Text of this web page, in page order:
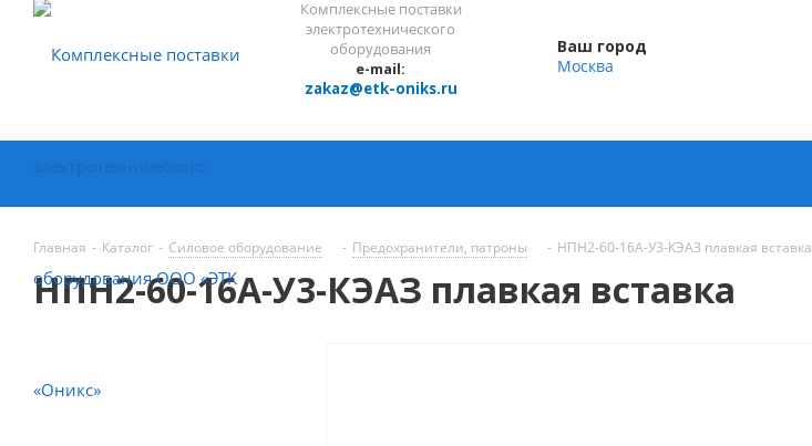
Комплексные поставки
электротехнического
оборудования
e-mail:
zakaz@etk-oniks.ru
Ваш город
Москва
Главная - Каталог - Силовое оборудование - Предохранители, патроны - НПН2-60-16А-У3-КЭАЗ плавкая вставка
НПН2-60-16А-У3-КЭАЗ плавкая вставка